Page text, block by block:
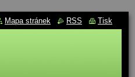
Mapa stránek RSS Tisk